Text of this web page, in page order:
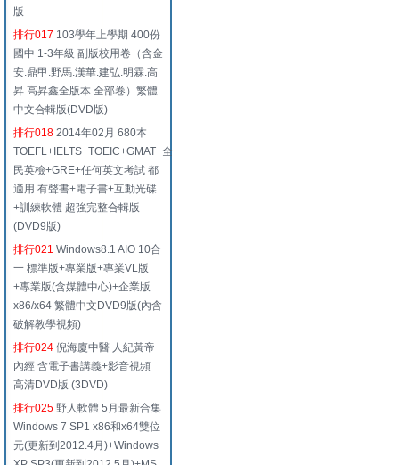
版
排行017 103學年上學期 400份
國中 1-3年級 副版校用卷（含金
安.鼎甲.野馬.漢華.建弘.明霖.高
昇.高昇鑫全版本.全部卷）繁體
中文合輯版(DVD版)
排行018 2014年02月 680本
TOEFL+IELTS+TOEIC+GMAT+全
民英檢+GRE+任何英文考試 都
適用 有聲書+電子書+互動光碟
+訓練軟體 超強完整合輯版
(DVD9版)
排行021 Windows8.1 AIO 10合
一 標準版+專業版+專業VL版
+專業版(含媒體中心)+企業版
x86/x64 繁體中文DVD9版(內含
破解教學視頻)
排行024 倪海廈中醫 人紀黃帝
內經 含電子書講義+影音視頻
高清DVD版 (3DVD)
排行025 野人軟體 5月最新合集
Windows 7 SP1 x86和x64雙位
元(更新到2012.4月)+Windows